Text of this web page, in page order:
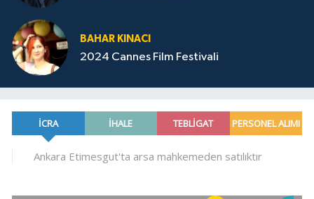
BAHAR KINACI
2024 Cannes Film Festivali